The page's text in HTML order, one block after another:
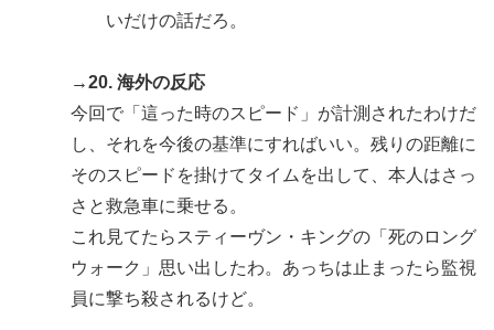
いだけの話だろ。
→20. 海外の反応
今回で「這った時のスピード」が計測されたわけだ
し、それを今後の基準にすればいい。残りの距離に
そのスピードを掛けてタイムを出して、本人はさっ
さと救急車に乗せる。
これ見てたらスティーヴン・キングの「死のロング
ウォーク」思い出したわ。あっちは止まったら監視
員に撃ち殺されるけど。